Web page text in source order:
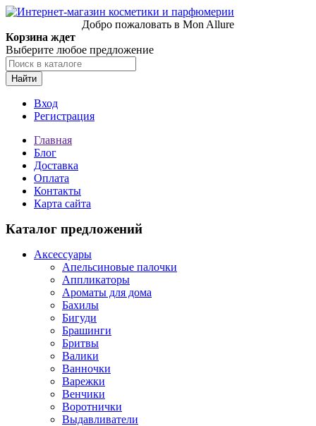
Добро пожаловать в Mon Allure
Корзина ждет
Выберите любое предложение
Найти
Вход
Регистрация
Главная
Блог
Доставка
Оплата
Контакты
Карта сайта
Каталог предложений
Аксессуары
Апельсиновые палочки
Аппликаторы
Ароматы для дома
Бахилы
Бигуди
Брашинги
Бритвы
Валики
Ванночки
Варежки
Венчики
Воротнички
Выдавливатели